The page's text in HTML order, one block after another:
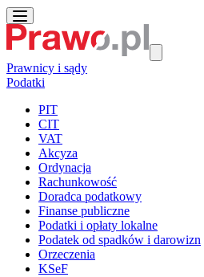
Prawnicy i sądy
Podatki
PIT
CIT
VAT
Akcyza
Ordynacja
Rachunkowość
Doradca podatkowy
Finanse publiczne
Podatki i opłaty lokalne
Podatek od spadków i darowizn
Orzeczenia
KSeF